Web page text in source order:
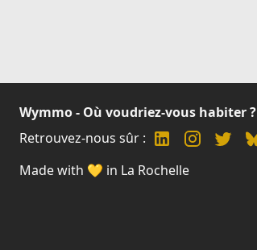
Wymmo - Où voudriez-vous habiter ?
Retrouvez-nous sûr :
Made with 💛 in La Rochelle